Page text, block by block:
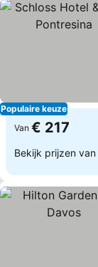
Populaire keuze
Van € 217
Bekijk prijzen van